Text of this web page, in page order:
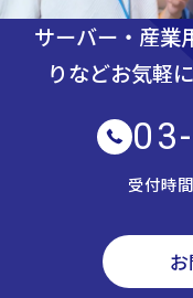
サーバー・産業
りなどお気軽
受付時